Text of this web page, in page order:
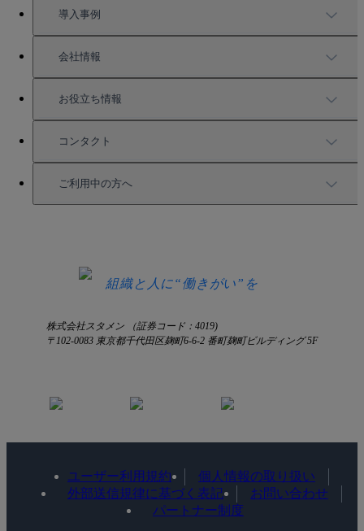
機能一覧
充実したサポート
料金案内
導入事例
導入事例
活用方法
会社情報
会社情報
お役立ち情報
お役立ち資料一覧
セミナー情報
コンタクト
サービス資料請求
ご利用中の方へ
組織と人に“働きがい”を
株式会社スタメン （証券コード：4019)
〒102-0083 東京都千代田区麹町6-6-2 番町麹町ビルディング 5F
ユーザー利用規約
個人情報の取り扱い
外部送信規律に基づく表記
お問い合わせ
パートナー制度